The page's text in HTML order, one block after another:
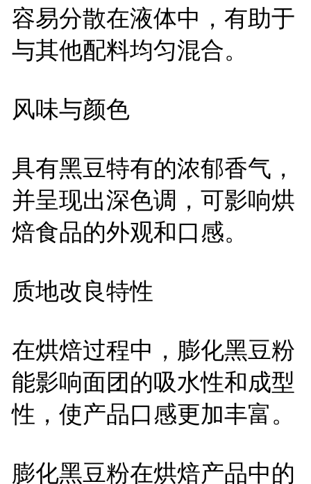
容易分散在液体中，有助于
与其他配料均匀混合。
风味与颜色
具有黑豆特有的浓郁香气，
并呈现出深色调，可影响烘
焙食品的外观和口感。
质地改良特性
在烘焙过程中，膨化黑豆粉
能影响面团的吸水性和成型
性，使产品口感更加丰富。
膨化黑豆粉在烘焙产品中的